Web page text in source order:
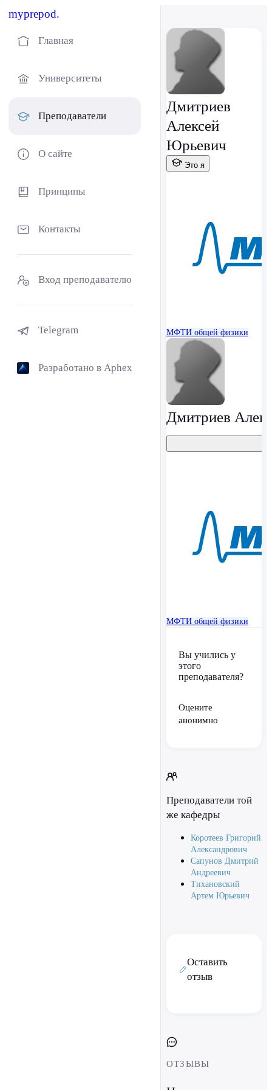
myprepod.
Главная
Университеты
Преподаватели
О сайте
Принципы
Контакты
Вход преподавателю
Telegram
Разработано в Aphex
Дмитриев
Алексей
Юрьевич
Это я
МФТИ общей физики
Дмитриев
МФТИ общей физики
Вы учились у
этого
преподавателя?
Оцените
анонимно
Преподаватели той
же кафедры
Коротеев Григорий
Александрович
Сапунов Дмитрий
Андреевич
Тихановский
Артем Юрьевич
Оставить
отзыв
ОТЗЫВЫ